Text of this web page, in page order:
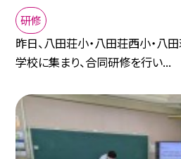
研修
昨日、八田荘小・八田荘西小・八
学校に集まり、合同研修を行い...